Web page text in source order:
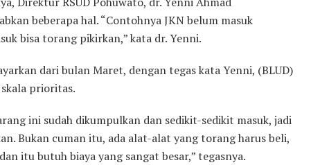
beberapa hal. “Contohnya JKN belum masuk
bisa torang pikirkan,” kata dr. Yenni.
dari bulan Maret, dengan tegas kata Yenni, (BLUD)
prioritas.
ini sudah dikumpulkan dan sedikit-sedikit masuk, jadi
Bukan cuman itu, ada alat-alat yang torang harus beli,
itu butuh biaya yang sangat besar,” tegasnya.